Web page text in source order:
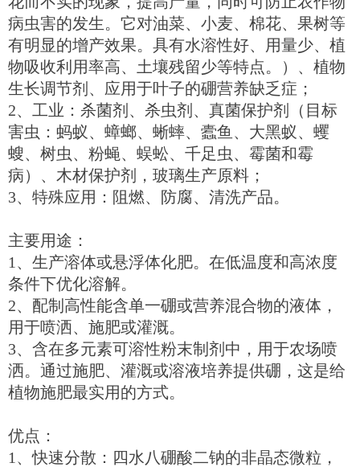
病虫害的发生。它对油菜、小麦、棉花、果树等
有明显的增产效果。具有水溶性好、用量少、植
物吸收利用率高、土壤残留少等特点。）、植物
生长调节剂、应用于叶子的硼营养缺乏症；
2、工业：杀菌剂、杀虫剂、真菌保护剂（目标
害虫：蚂蚁、蟑螂、蜥蟀、蠹鱼、大黑蚁、蠼
螋、树虫、粉蝇、蜈蚣、千足虫、霉菌和霉
病）、木材保护剂，玻璃生产原料；
3、特殊应用：阻燃、防腐、清洗产品。
主要用途：
1、生产溶体或悬浮体化肥。在低温度和高浓度
条件下优化溶解。
2、配制高性能含单一硼或营养混合物的液体，
用于喷洒、施肥或灌溉。
3、含在多元素可溶性粉末制剂中，用于农场喷
洒。通过施肥、灌溉或溶液培养提供硼，这是给
植物施肥最实用的方式。
优点：
1、快速分散：四水八硼酸二钠的非晶态微粒，